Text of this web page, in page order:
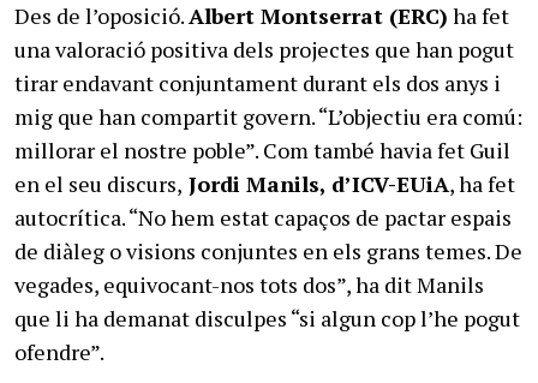
Des de l’oposició.Albert Montserrat (ERC) ha fet
una valoració positiva dels projectes que han pogut
tirar endavant conjuntament durant els dos anys i
mig que han compartit govern. “L’objectiu era comú:
millorar el nostre poble”. Com també havia fet Guil
en el seu discurs, Jordi Manils, d’ICV-EUiA, ha fet
autocrítica. “No hem estat capaços de pactar espais
de diàleg o visions conjuntes en els grans temes. De
vegades, equivocant-nos tots dos”, ha dit Manils
que li ha demanat disculpes “si algun cop l’he pogut
ofendre”.